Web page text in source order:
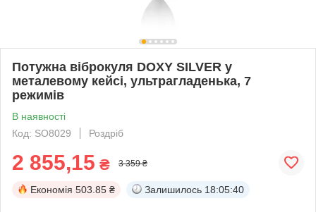
Потужна віброкуля DOXY SILVER у
металевому кейсі, ультрагладенька, 7
режимів
В наявності
Код: SO8029
Роздріб
2 855,15 ₴ 3 359 ₴
Економія 503.85 ₴ Залишилось 18:05:40